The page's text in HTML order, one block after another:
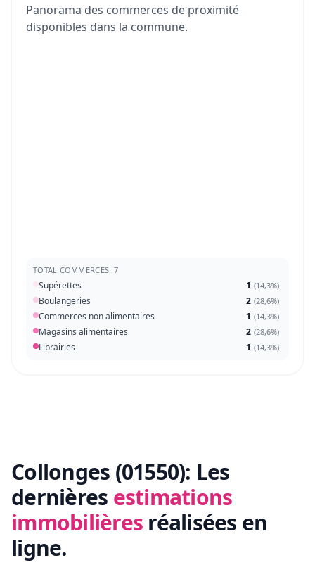
Panorama des commerces de proximité
disponibles dans la commune.
TOTAL COMMERCES: 7
Supérettes 1 (14,3%)
Boulangeries 2 (28,6%)
Commerces non alimentaires 1 (14,3%)
Magasins alimentaires 2 (28,6%)
Librairies 1 (14,3%)
Collonges (01550): Les
dernières estimations
immobilières réalisées en
ligne.